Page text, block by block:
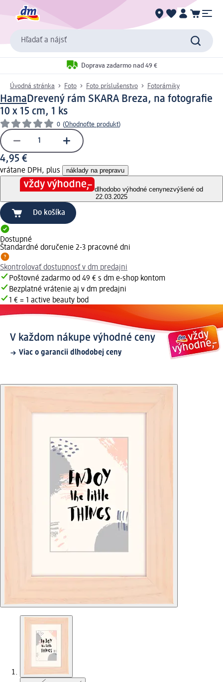
Hľadať a nájsť
Doprava zadarmo nad 49 €
Úvodná stránka Foto Foto príslušenstvo Fotorámiky
HamaDrevený rám SKARA Breza, na fotografie
10 x 15 cm, 1 ks
0 (Ohodnoťte produkt)
4,95 €
vrátane DPH, plus náklady na prepravu
dlhodobo výhodné cenynezvýšené od
22.03.2025
Do košíka
Dostupné
Štandardné doručenie 2-3 pracovné dni
Skontrolovať dostupnosť v dm predajni
Poštovné zadarmo od 49 € s dm e-shop kontom
Bezplatné vrátenie aj v dm predajni
1 € = 1 active beauty bod
V každom nákupe výhodné ceny
Viac o garancii dlhodobej ceny